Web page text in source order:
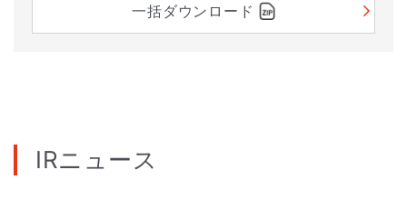
一括ダウンロード
IRニュース